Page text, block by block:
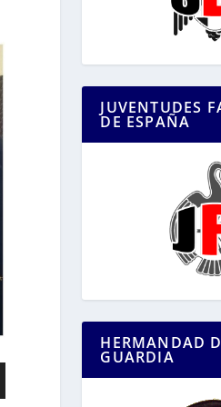
JUVENTUDES
DE ESPAÑA
HERMANDAD
GUARDIA